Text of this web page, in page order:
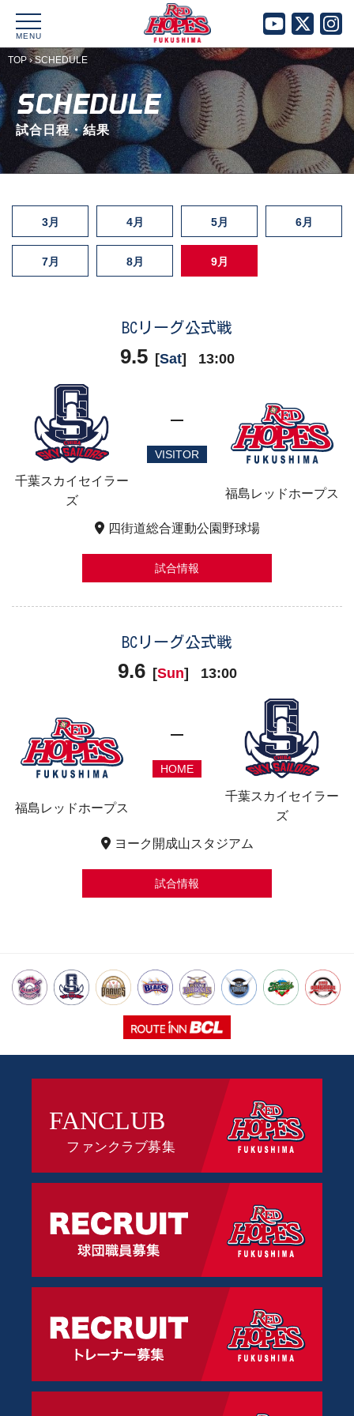
MENU
TOP›SCHEDULE
SCHEDULE
試合日程・結果
3月 4月 5月 6月
7月 8月 9月
BCリーグ公式戦
9.5 [Sat] 13:00
千葉スカイセイラー
ズ
VISITOR
福島レッドホープス
四街道総合運動公園野球場
試合情報
BCリーグ公式戦
9.6 [Sun] 13:00
福島レッドホープス
HOME
千葉スカイセイラー
ズ
ヨーク開成山スタジアム
試合情報